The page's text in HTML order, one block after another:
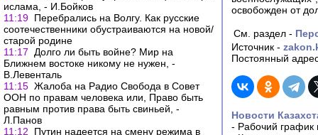
ислама, - И.Бойков
11:19 Перебрались на Волгу. Как русские
соотечественники обустраиваются на новой/
старой родине
11:17
Долго ли быть войне? Мир на
Ближнем востоке никому не нужен, -
В.Левенталь
11:15 Жалоба на Радио Свобода в Совет
ООН по правам человека или, Право быть
равным против права быть свиньей, -
Л.Панов
11:12
Путин надеется на смену режима в
освобожден от
См. раздел -
Источник -
Постоянный
Новости
- Рабочий график